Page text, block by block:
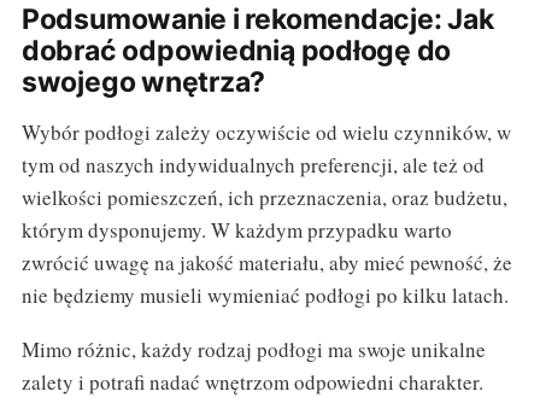
Podsumowanie i rekomendacje: Jak
dobrać odpowiednią podłogę do
swojego wnętrza?
Wybór podłogi zależy oczywiście od wielu czynników, w
tym od naszych indywidualnych preferencji, ale też od
wielkości pomieszczeń, ich przeznaczenia, oraz budżetu,
którym dysponujemy. W każdym przypadku warto
zwrócić uwagę na jakość materiału, aby mieć pewność, że
nie będziemy musieli wymieniać podłogi po kilku latach.
Mimo różnic, każdy rodzaj podłogi ma swoje unikalne
zalety i potrafi nadać wnętrzom odpowiedni charakter.